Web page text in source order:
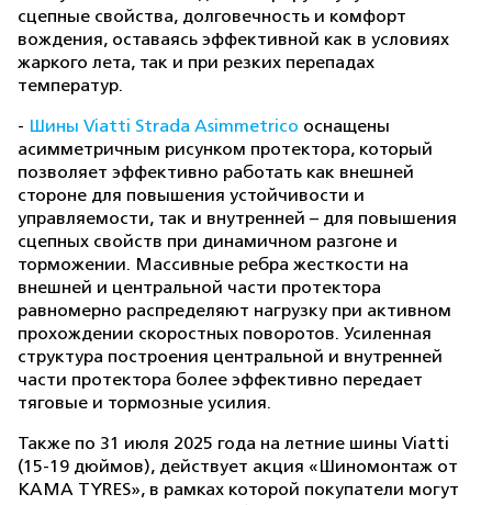
сцепные свойства, долговечность и комфорт
вождения, оставаясь эффективной как в условиях
жаркого лета, так и при резких перепадах
температур.
- Шины Viatti Strada Asimmetrico оснащены
асимметричным рисунком протектора, который
позволяет эффективно работать как внешней
стороне для повышения устойчивости и
управляемости, так и внутренней – для повышения
сцепных свойств при динамичном разгоне и
торможении. Массивные ребра жесткости на
внешней и центральной части протектора
равномерно распределяют нагрузку при активном
прохождении скоростных поворотов. Усиленная
структура построения центральной и внутренней
части протектора более эффективно передает
тяговые и тормозные усилия.
Также по 31 июля 2025 года на летние шины Viatti
(15-19 дюймов), действует акция «Шиномонтаж от
KAMA TYRES», в рамках которой покупатели могут